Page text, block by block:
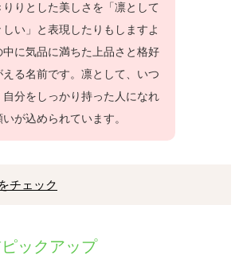
りりとした美しさを「凛として
い」と表現したりもしますよ
に気品に満ちた上品さと格好
える名前です。凛として、いつ
自分をしっかり持った人になれ
が込められています。
チェック
ックアップ